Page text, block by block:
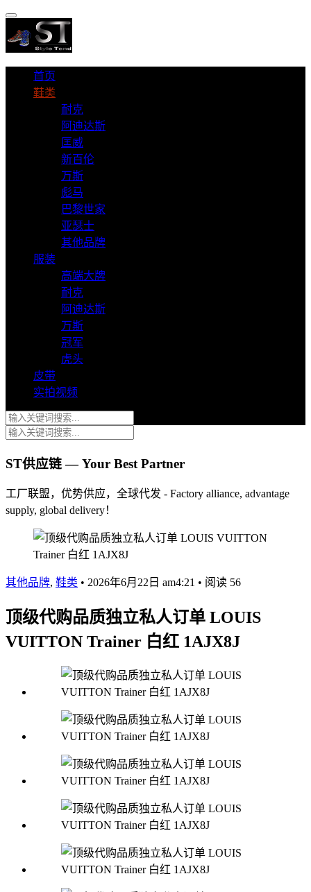
首页
鞋类
耐克
阿迪达斯
匡威
新百伦
万斯
彪马
巴黎世家
亚瑟士
其他品牌
服装
高端大牌
耐克
阿迪达斯
万斯
冠军
虎头
皮带
实拍视频
ST供应链 — Your Best Partner
工厂联盟，优势供应，全球代发 - Factory alliance, advantage
supply, global delivery！
其他品牌, 鞋类 • 2026年6月22日 am4:21 • 阅读 56
顶级代购品质独立私人订单 LOUIS
VUITTON Trainer 白红 1AJX8J